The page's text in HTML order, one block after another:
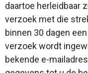
daartoe herleidbaar
verzoek met die
binnen 30 dagen
verzoek wordt
bekende e-